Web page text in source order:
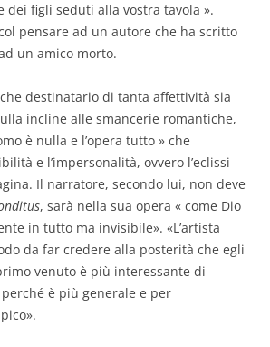
dei figli seduti alla vostra tavola ».
pensare ad un autore che ha scritto
un amico morto.
destinatario di tanta affettività sia
incline alle smancerie romantiche,
è nulla e l’opera tutto » che
e l’impersonalità, ovvero l’eclissi
Il narratore, secondo lui, non deve
, sarà nella sua opera « come Dio
in tutto ma invisibile». «L’artista
da far credere alla posterità che egli
venuto è più interessante di
è più generale e per